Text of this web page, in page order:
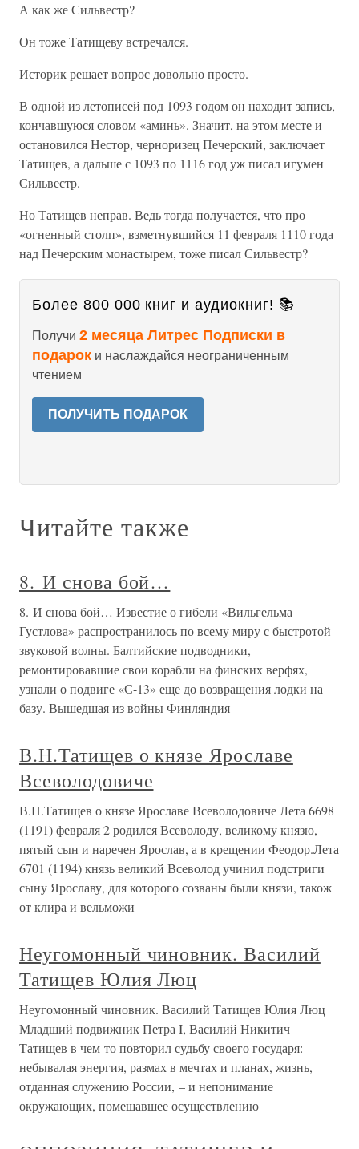
А как же Сильвестр?
Он тоже Татищеву встречался.
Историк решает вопрос довольно просто.
В одной из летописей под 1093 годом он находит запись,
кончавшуюся словом «аминь». Значит, на этом месте и
остановился Нестор, черноризец Печерский, заключает
Татищев, а дальше с 1093 по 1116 год уж писал игумен
Сильвестр.
Но Татищев неправ. Ведь тогда получается, что про
«огненный столп», взметнувшийся 11 февраля 1110 года
над Печерским монастырем, тоже писал Сильвестр?
Более 800 000 книг и аудиокниг! 📚
Получи 2 месяца Литрес Подписки в
подарок и наслаждайся неограниченным
чтением
ПОЛУЧИТЬ ПОДАРОК
Читайте также
8. И снова бой…
8. И снова бой… Известие о гибели «Вильгельма
Густлова» распространилось по всему миру с быстротой
звуковой волны. Балтийские подводники,
ремонтировавшие свои корабли на финских верфях,
узнали о подвиге «С-13» еще до возвращения лодки на
базу. Вышедшая из войны Финляндия
В.Н.Татищев о князе Ярославе
Всеволодовиче
В.Н.Татищев о князе Ярославе Всеволодовиче Лета 6698
(1191) февраля 2 родился Всеволоду, великому князю,
пятый сын и наречен Ярослав, а в крещении Феодор.Лета
6701 (1194) князь великий Всеволод учинил подстриги
сыну Ярославу, для которого созваны были князи, також
от клира и вельможи
Неугомонный чиновник. Василий
Татищев Юлия Люц
Неугомонный чиновник. Василий Татищев Юлия Люц
Младший подвижник Петра I, Василий Никитич
Татищев в чем-то повторил судьбу своего государя:
небывалая энергия, размах в мечтах и планах, жизнь,
отданная служению России, – и непонимание
окружающих, помешавшее осуществлению